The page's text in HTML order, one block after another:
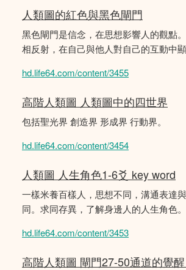
人類圖的紅色與黑色閘門
黑色閘門是信念，在思想影響人的觀點
相反射，在自己與他人對自己的互動中顯
hd.life64.com/content/3455
高階人類圖 人類圖中的四世界
包括聖光界 創造界 形成界 行動界。
hd.life64.com/content/3454
人類圖 人生角色1-6爻 key word
一樣米養百樣人，思想不同，溝通表達
同。求同存異，了解身邊人的人生角色。
hd.life64.com/content/3453
高階人類圖 閘門27-50通道的覺